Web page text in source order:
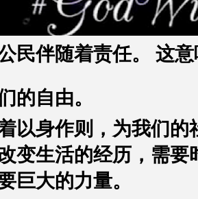
民伴随着责任。 这
的自由。
以身作则，为我们的
变生活的经历，需要
巨大的力量。